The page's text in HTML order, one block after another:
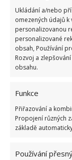
Ukládání a/nebo
omezených údajů
personalizovanou
personalizované
obsah, Používání
Rozvoj a
obsahu.
Funkce
Přiřazování a
Propojení různých
základě
Používání
bodů
ŽHAVÉ
jak